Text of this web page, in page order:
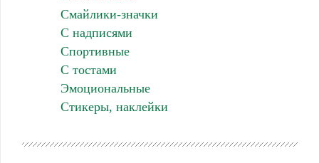
Смайлики-значки
С надписями
Спортивные
С тостами
Эмоциональные
Стикеры, наклейки